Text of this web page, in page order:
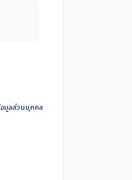
อมูลส่วนบุคคล